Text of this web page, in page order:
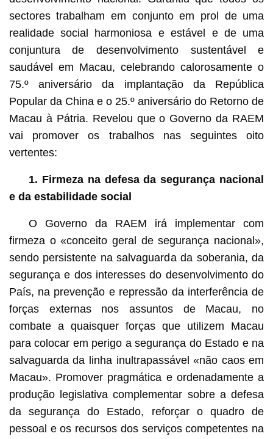
sectores trabalham em conjunto em prol de uma
realidade social harmoniosa e estável e de uma
conjuntura de desenvolvimento sustentável e
saudável em Macau, celebrando calorosamente o
75.º aniversário da implantação da República
Popular da China e o 25.º aniversário do Retorno de
Macau à Pátria. Revelou que o Governo da RAEM
vai promover os trabalhos nas seguintes oito
vertentes:
1. Firmeza na defesa da segurança nacional
e da estabilidade social
O Governo da RAEM irá implementar com
firmeza o «conceito geral de segurança nacional»,
sendo persistente na salvaguarda da soberania, da
segurança e dos interesses do desenvolvimento do
País, na prevenção e repressão da interferência de
forças externas nos assuntos de Macau, no
combate a quaisquer forças que utilizem Macau
para colocar em perigo a segurança do Estado e na
salvaguarda da linha inultrapassável «não caos em
Macau». Promover pragmática e ordenadamente a
produção legislativa complementar sobre a defesa
da segurança do Estado, reforçar o quadro de
pessoal e os recursos dos serviços competentes na